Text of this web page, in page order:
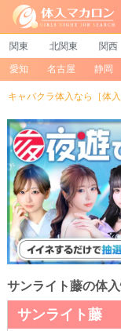
関東 北関東 関西
愛知 名古屋 静岡
キャバクラ体入なら［体入
サンライト藤の体
サンライト藤